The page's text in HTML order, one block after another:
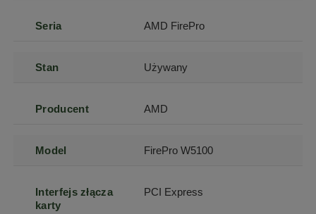
Seria AMD FirePro
Stan Używany
Producent AMD
Model FirePro W5100
Interfejs złącza
karty
PCI Express